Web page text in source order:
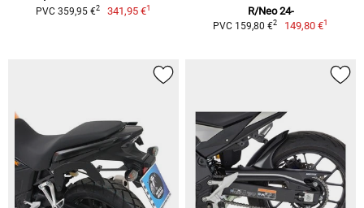
PVC 359,95 €2 341,95 €1
R/Neo 24-
PVC 159,80 €2 149,80 €1